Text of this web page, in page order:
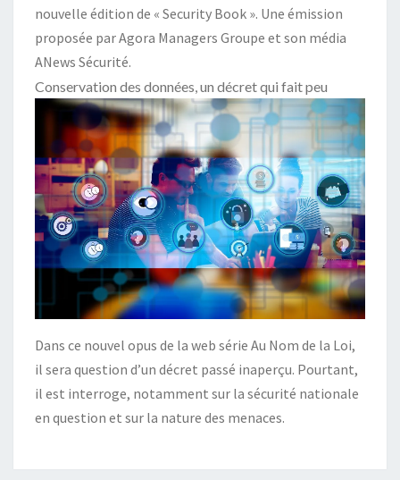
nouvelle édition de « Security Book ». Une émission
proposée par Agora Managers Groupe et son média
ANews Sécurité.
Conservation des données, un décret qui fait peu
Dans ce nouvel opus de la web série Au Nom de la Loi,
il sera question d’un décret passé inaperçu. Pourtant,
il est interroge, notamment sur la sécurité nationale
en question et sur la nature des menaces.